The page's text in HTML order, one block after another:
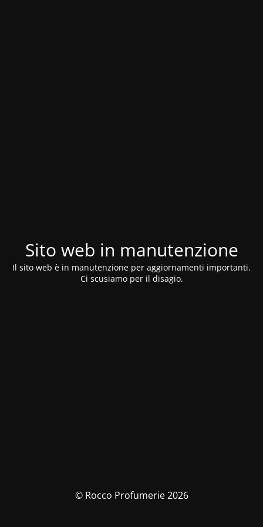
Sito web in manutenzione
Il sito web è in manutenzione per aggiornamenti importanti.
Ci scusiamo per il disagio.
© Rocco Profumerie 2026